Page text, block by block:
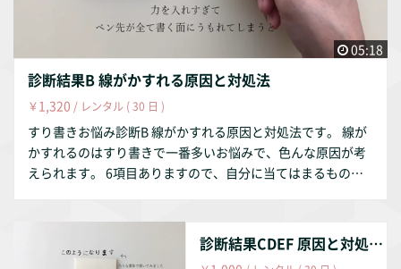
05:18
診断結果B 線がかすれる原因と対処法
￥1,320 / レンタル ( 30 日 )
すり書きお悩み診断B 線がかすれる原因と対処法です。 線が
かすれるのはすり書きで一番多いお悩みで、色んな原因が考
えられます。 6項目ありますので、自分に当てはまるものを
診断結果CDEF 原因と対処法